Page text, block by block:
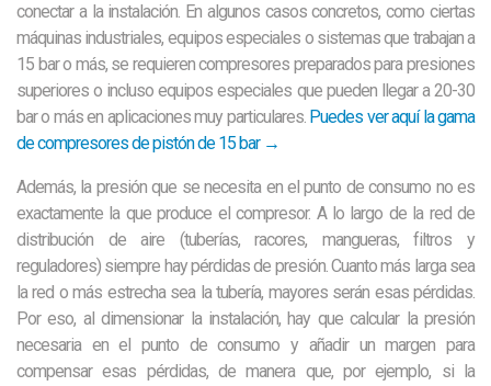
conectar a la instalación. En algunos casos concretos, como ciertas
máquinas industriales, equipos especiales o sistemas que trabajan a
15 bar o más, se requieren compresores preparados para presiones
superiores o incluso equipos especiales que pueden llegar a 20-30
bar o más en aplicaciones muy particulares. Puedes ver aquí la gama
de compresores de pistón de 15 bar →
Además, la presión que se necesita en el punto de consumo no es
exactamente la que produce el compresor. A lo largo de la red de
distribución de aire (tuberías, racores, mangueras, filtros y
reguladores) siempre hay pérdidas de presión. Cuanto más larga sea
la red o más estrecha sea la tubería, mayores serán esas pérdidas.
Por eso, al dimensionar la instalación, hay que calcular la presión
necesaria en el punto de consumo y añadir un margen para
compensar esas pérdidas, de manera que, por ejemplo, si la